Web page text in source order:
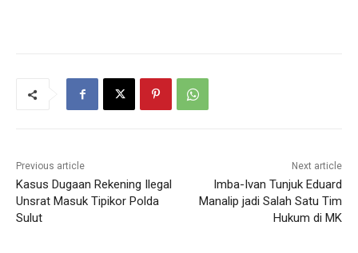
Previous article
Kasus Dugaan Rekening Ilegal
Unsrat Masuk Tipikor Polda
Sulut
Next article
Imba-Ivan Tunjuk Eduard
Manalip jadi Salah Satu Tim
Hukum di MK